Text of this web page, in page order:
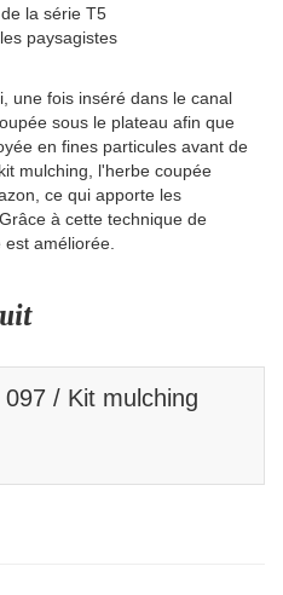
la série T5
paysagistes
une fois inséré dans le canal
sous le plateau afin que
en fines particules avant de
mulching, l'herbe coupée
ce qui apporte les
à cette technique de
améliorée.
097 / Kit mulching